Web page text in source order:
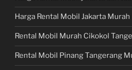
Harga Rental Mobil Jakarta Murah
Rental Mobil Murah Cikokol
Rental Mobil Pinang Tangerang